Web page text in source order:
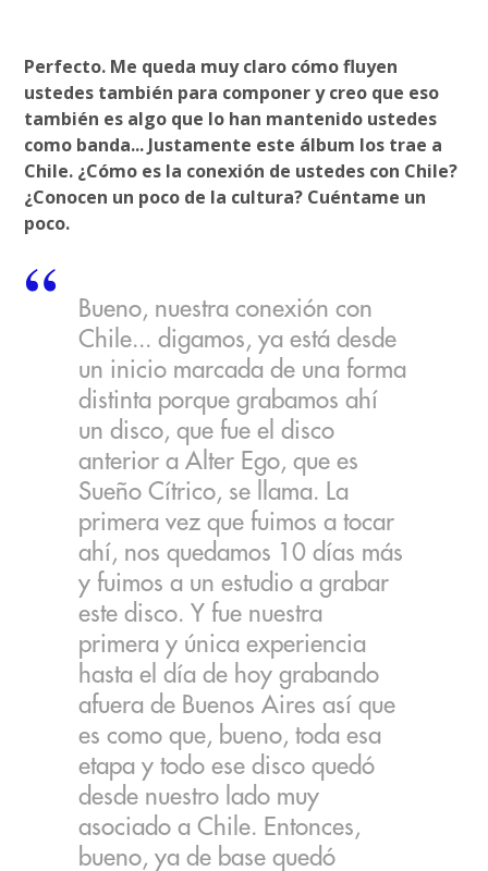
Perfecto. Me queda muy claro cómo fluyen
ustedes también para componer y creo que eso
también es algo que lo han mantenido ustedes
como banda... Justamente este álbum los trae a
Chile. ¿Cómo es la conexión de ustedes con Chile?
¿Conocen un poco de la cultura? Cuéntame un
poco.
Bueno, nuestra conexión con
Chile... digamos, ya está desde
un inicio marcada de una forma
distinta porque grabamos ahí
un disco, que fue el disco
anterior a Alter Ego, que es
Sueño Cítrico, se llama. La
primera vez que fuimos a tocar
ahí, nos quedamos 10 días más
y fuimos a un estudio a grabar
este disco. Y fue nuestra
primera y única experiencia
hasta el día de hoy grabando
afuera de Buenos Aires así que
es como que, bueno, toda esa
etapa y todo ese disco quedó
desde nuestro lado muy
asociado a Chile. Entonces,
bueno, ya de base quedó